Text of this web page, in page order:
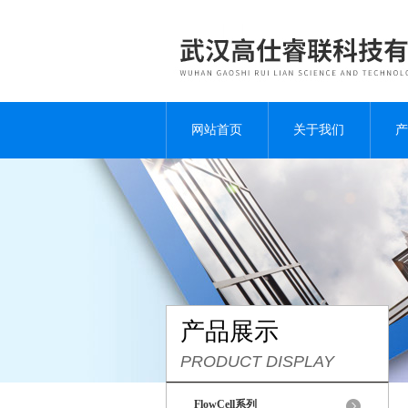
网站首页 关于我们
产品展示
PRODUCT DISPLAY
FlowCell系列